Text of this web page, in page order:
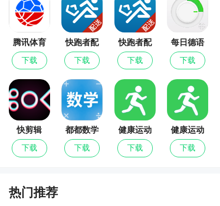
修复了一些问题
腾讯体育
下载
快跑者配
送端最新
版
下载
快跑者配
送端
下载
每日德语
听力
下载
快剪辑
下载
都都数学
最新版
下载
健康运动
计步器
下载
健康运动
计步器最
新版
下载
热门推荐